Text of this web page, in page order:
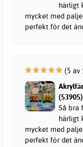
härligt
mycket med
perfekt för det
(5 av
(53905)
Så bra
härligt
mycket med
perfekt för det